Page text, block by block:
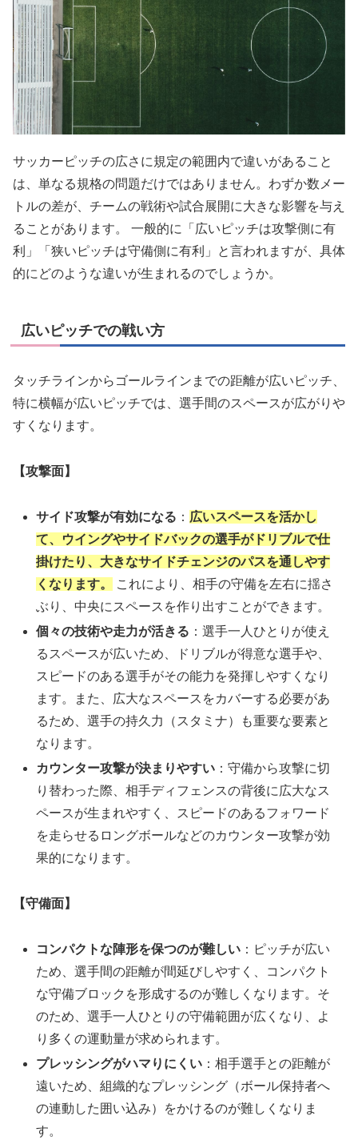
サッカーピッチの広さに規定の範囲内で違いがあること
は、単なる規格の問題だけではありません。わずか数メー
トルの差が、チームの戦術や試合展開に大きな影響を与え
ることがあります。 一般的に「広いピッチは攻撃側に有
利」「狭いピッチは守備側に有利」と言われますが、具体
的にどのような違いが生まれるのでしょうか。
広いピッチでの戦い方
タッチラインからゴールラインまでの距離が広いピッチ、
特に横幅が広いピッチでは、選手間のスペースが広がりや
すくなります。
【攻撃面】
サイド攻撃が有効になる ： 広いスペースを活かし
て、ウイングやサイドバックの選手がドリブルで仕
掛けたり、大きなサイドチェンジのパスを通しやす
くなります。
これにより、相手の守備を左右に揺さ
ぶり、中央にスペースを作り出すことができます。
個々の技術や走力が活きる ：選手一人ひとりが使え
るスペースが広いため、ドリブルが得意な選手や、
スピードのある選手がその能力を発揮しやすくなり
ます。また、広大なスペースをカバーする必要があ
るため、選手の持久力（スタミナ）も重要な要素と
なります。
カウンター攻撃が決まりやすい ：守備から攻撃に切
り替わった際、相手ディフェンスの背後に広大なス
ペースが生まれやすく、スピードのあるフォワード
を走らせるロングボールなどのカウンター攻撃が効
果的になります。
【守備面】
コンパクトな陣形を保つのが難しい ：ピッチが広い
ため、選手間の距離が間延びしやすく、コンパクト
な守備ブロックを形成するのが難しくなります。そ
のため、選手一人ひとりの守備範囲が広くなり、よ
り多くの運動量が求められます。
プレッシングがハマりにくい ：相手選手との距離が
遠いため、組織的なプレッシング（ボール保持者へ
の連動した囲い込み）をかけるのが難しくなりま
す。